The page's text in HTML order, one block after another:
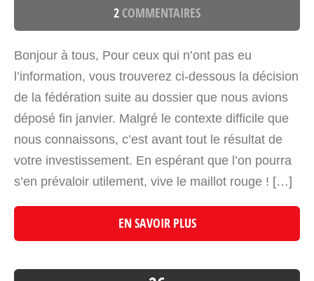
2 COMMENTAIRES
Bonjour à tous, Pour ceux qui n’ont pas eu
l’information, vous trouverez ci-dessous la décision
de la fédération suite au dossier que nous avions
déposé fin janvier. Malgré le contexte difficile que
nous connaissons, c’est avant tout le résultat de
votre investissement. En espérant que l’on pourra
s’en prévaloir utilement, vive le maillot rouge ! […]
EN SAVOIR PLUS